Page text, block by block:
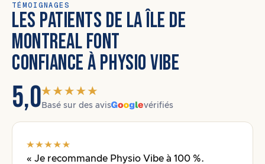
TÉMOIGNAGES
LES PATIENTS DE LA ÎLE DE
MONTREAL FONT
CONFIANCE À PHYSIO VIBE
5,0 Basé sur des avis vérifiés
« Je recommande Physio Vibe à 100 %.